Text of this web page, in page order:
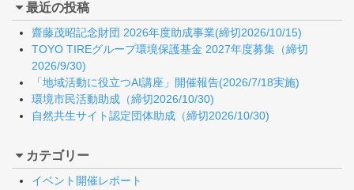
最近の投稿
齋藤茂昭記念財団 2026年度助成事業(締切2026/10/15)
TOYO TIREグループ環境保護基金 2027年度募集（締切
2026/9/30)
「地域活動に役立つAI講座」開催報告(2026/7/18実施)
環境市民活動助成（締切2026/10/30)
自然共生サイト認定団体助成（締切2026/10/30)
カテゴリー
イベント開催レポート